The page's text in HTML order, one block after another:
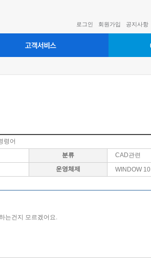
로그인 회원가입 공지사항
령어
분류
CAD관련
운영체제
WINDOW 10
는건지 모르겠어요.